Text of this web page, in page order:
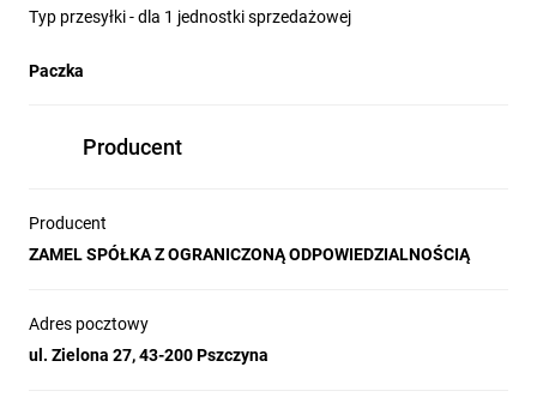
Typ przesyłki - dla 1 jednostki sprzedażowej
Paczka
Producent
Producent
ZAMEL SPÓŁKA Z OGRANICZONĄ ODPOWIEDZIALNOŚCIĄ
Adres pocztowy
ul. Zielona 27, 43-200 Pszczyna